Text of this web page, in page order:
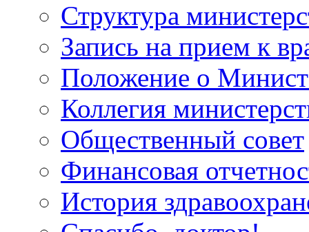
Структура
Запись на прием к
Положение о
Коллегия
Общественный совет
Финансовая
История